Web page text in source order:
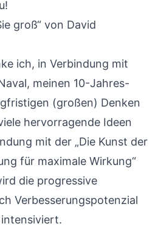
groß“ von David
ich, in Verbindung mit
meinen 10-Jahres-
(großen) Denken
hervorragende Ideen
mit der „Die Kunst der
für maximale Wirkung“
die progressive
Verbesserungspotenzial